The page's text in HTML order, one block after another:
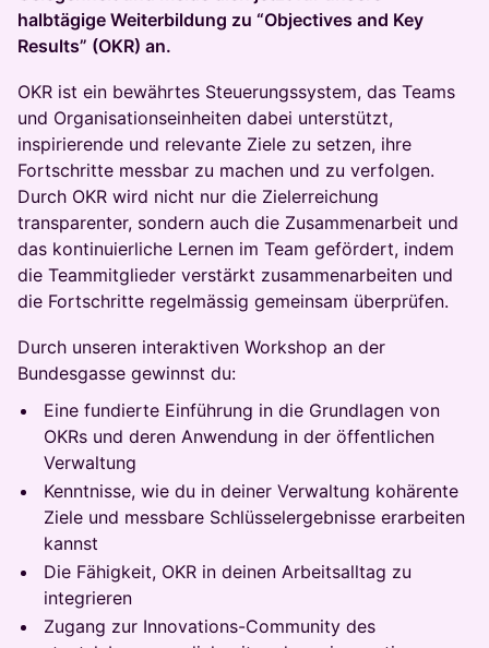
halbtägige Weiterbildung zu “Objectives and Key
Results” (OKR) an.
OKR ist ein bewährtes Steuerungssystem, das Teams
und Organisationseinheiten dabei unterstützt,
inspirierende und relevante Ziele zu setzen, ihre
Fortschritte messbar zu machen und zu verfolgen.
Durch OKR wird nicht nur die Zielerreichung
transparenter, sondern auch die Zusammenarbeit und
das kontinuierliche Lernen im Team gefördert, indem
die Teammitglieder verstärkt zusammenarbeiten und
die Fortschritte regelmässig gemeinsam überprüfen.
Durch unseren interaktiven Workshop an der
Bundesgasse gewinnst du:
Eine fundierte Einführung in die Grundlagen von
OKRs und deren Anwendung in der öffentlichen
Verwaltung
Kenntnisse, wie du in deiner Verwaltung kohärente
Ziele und messbare Schlüsselergebnisse erarbeiten
kannst
Die Fähigkeit, OKR in deinen Arbeitsalltag zu
integrieren
Zugang zur Innovations-Community des